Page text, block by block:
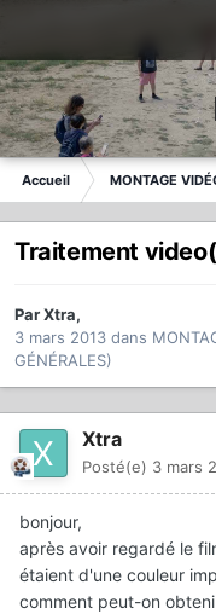
Accueil MONTAGE
Traitement
ParXtra,
3 mars 2013 dans
GÉNÉRALES)
Xtra
Posté(e) 3 mars
bonjour,
après avoir regardé le
étaient d'une couleur
comment peut-on